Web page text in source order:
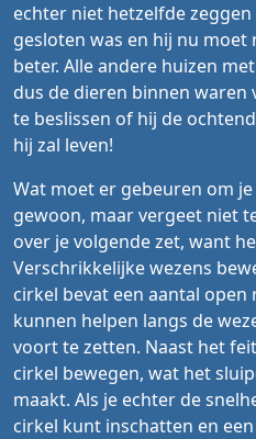
echter niet hetzelfde
gesloten was en hij nu moet
beter. Alle andere huizen
dus de dieren binnen waren
te beslissen of hij de
hij zal leven!
Wat moet er gebeuren om
gewoon, maar vergeet niet
over je volgende zet, want
Verschrikkelijke wezens
cirkel bevat een aantal
kunnen helpen langs de
voort te zetten. Naast het
cirkel bewegen, wat het
maakt. Als je echter de
cirkel kunt inschatten en